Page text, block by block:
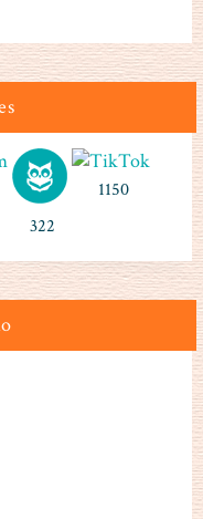
322
1150